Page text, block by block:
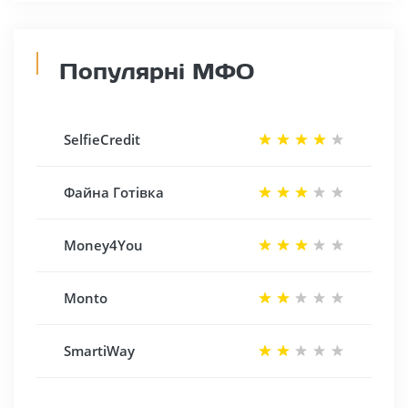
Популярні МФО
SelfieCredit
Файна Готівка
Money4You
Monto
SmartiWay